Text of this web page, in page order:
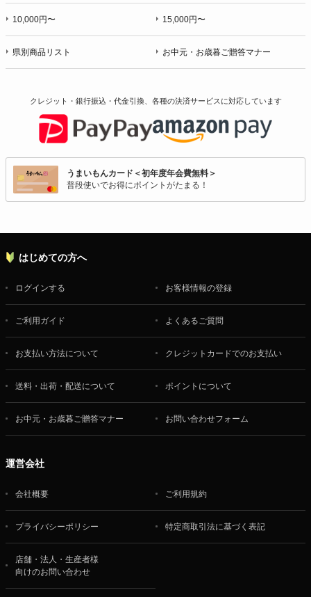
10,000円〜 15,000円〜
県別商品リスト お中元・お歳暮ご贈答マナー
クレジット・銀行振込・代金引換、各種の決済サービスに対応しています
うまいもんカード＜初年度年会費無料＞
普段使いでお得にポイントがたまる！
はじめての方へ
ログインする お客様情報の登録
ご利用ガイド よくあるご質問
お支払い方法について クレジットカードでのお支払い
送料・出荷・配送について ポイントについて
お中元・お歳暮ご贈答マナー お問い合わせフォーム
運営会社
会社概要 ご利用規約
プライバシーポリシー 特定商取引法に基づく表記
店舗・法人・生産者様
向けのお問い合わせ